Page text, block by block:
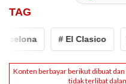
TAG
# El Clasico